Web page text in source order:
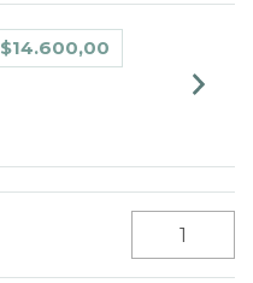
$14.600,00